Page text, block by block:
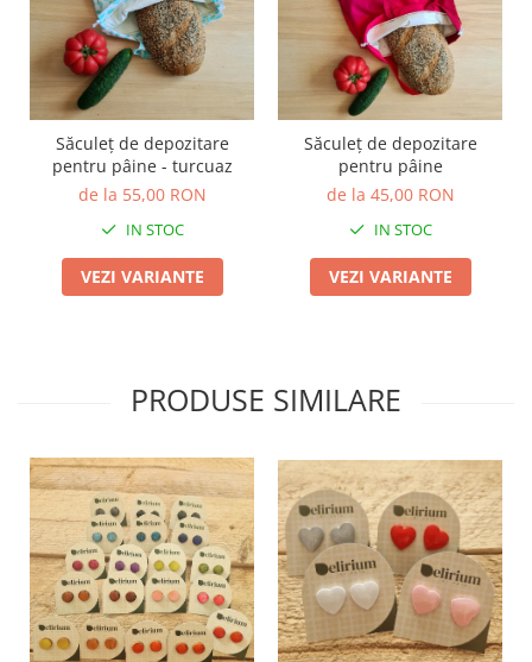
Săculeț de depozitare
pentru pâine - turcuaz
de la 55,00 RON
IN STOC
VEZI VARIANTE
Săculeț de depozitare
pentru pâine
de la 45,00 RON
IN STOC
VEZI VARIANTE
PRODUSE SIMILARE